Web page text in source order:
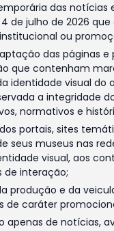
das notícias
de julho de 2026
ou
das páginas e
que contenham
identidade visual do
a integridade
normativos e
portais, sites
seus museus nas
visual, aos
de interação;
produção e da
de caráter
apenas de notícias,